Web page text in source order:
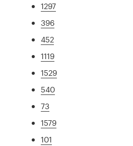
1297
396
452
1119
1529
540
73
1579
101